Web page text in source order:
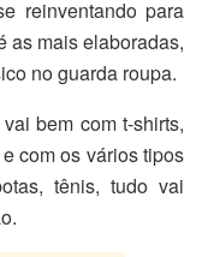
reinventando para
as mais elaboradas,
no guarda roupa.
bem com t-shirts,
com os vários tipos
tênis, tudo vai